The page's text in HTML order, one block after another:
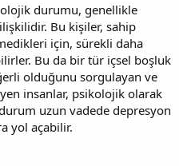
durumu, genellikle
Bu kişiler, sahip
için, sürekli daha
Bu da bir tür içsel boşluk
olduğunu sorgulayan ve
insanlar, psikolojik olarak
uzun vadede depresyon
yol açabilir.